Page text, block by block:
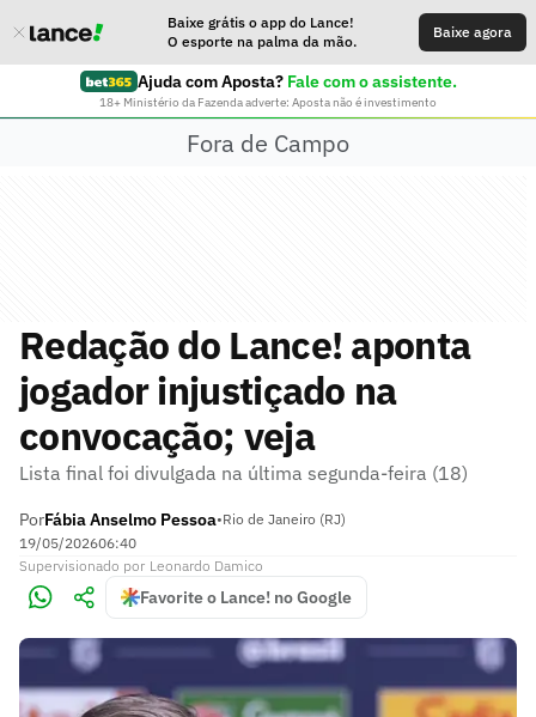
Baixe grátis o app do Lance!
O esporte na palma da mão.
Baixe agora
Ajuda com Aposta? Fale com o assistente.
18+ Ministério da Fazenda adverte: Aposta não é investimento
Fora de Campo
Redação do Lance! aponta
jogador injustiçado na
convocação; veja
Lista final foi divulgada na última segunda-feira (18)
PorFábia Anselmo Pessoa•Rio de Janeiro (RJ)
19/05/202606:40
Supervisionado por Leonardo Damico
Favorite o Lance! no Google